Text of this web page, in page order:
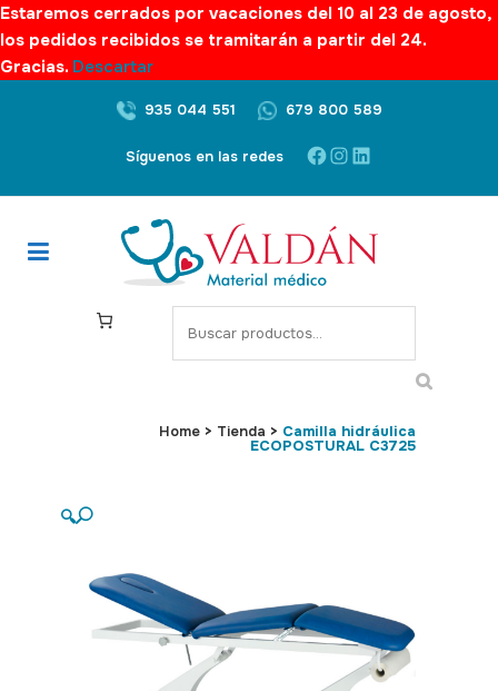
Estaremos cerrados por vacaciones del 10 al 23 de agosto,
los pedidos recibidos se tramitarán a partir del 24.
Gracias. Descartar
935 044 551 679 800 589
Síguenos en las redes Facebook
Instagram
LinkedIn
S
e
c
Home > Tienda > Camilla hidráulica
ECOPOSTURAL C3725
🔍